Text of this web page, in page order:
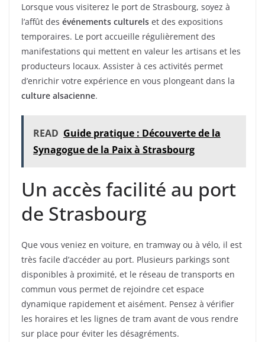
Lorsque vous visiterez le port de Strasbourg, soyez à
l’affût des événements culturels et des expositions
temporaires. Le port accueille régulièrement des
manifestations qui mettent en valeur les artisans et les
producteurs locaux. Assister à ces activités permet
d’enrichir votre expérience en vous plongeant dans la
culture alsacienne.
READ Guide pratique : Découverte de la
Synagogue de la Paix à Strasbourg
Un accès facilité au port
de Strasbourg
Que vous veniez en voiture, en tramway ou à vélo, il est
très facile d’accéder au port. Plusieurs parkings sont
disponibles à proximité, et le réseau de transports en
commun vous permet de rejoindre cet espace
dynamique rapidement et aisément. Pensez à vérifier
les horaires et les lignes de tram avant de vous rendre
sur place pour éviter les désagréments.